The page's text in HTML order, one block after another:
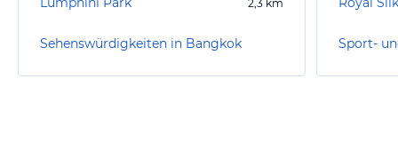
2,3 km
Sehenswürdigkeiten in Bangkok